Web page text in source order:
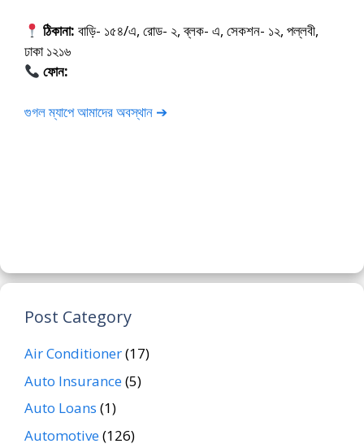
ঠিকানা: বাড়ি- ১৫৪/এ, রোড- ২, ব্লক- এ, সেকশন- ১২, পল্লবী,
ঢাকা ১২১৬
ফোন:
গুগল ম্যাপে আমাদের অবস্থান ➔
Post Category
Air Conditioner(17)
Auto Insurance(5)
Auto Loans (1)
Automotive(126)